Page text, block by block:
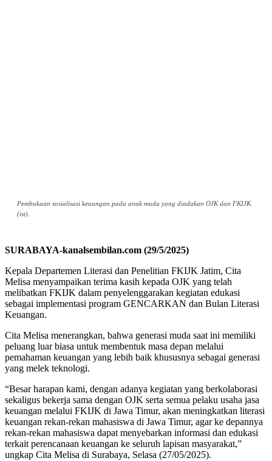
Pembukaan sosialisasi keuangan pada anak muda yang diadakan OJK dan FKIJK.
(ist).
SURABAYA-kanalsembilan.com (29/5/2025)
Kepala Departemen Literasi dan Penelitian FKIJK Jatim, Cita
Melisa menyampaikan terima kasih kepada OJK yang telah
melibatkan FKIJK dalam penyelenggarakan kegiatan edukasi
sebagai implementasi program GENCARKAN dan Bulan Literasi
Keuangan.
Cita Melisa menerangkan, bahwa generasi muda saat ini memiliki
peluang luar biasa untuk membentuk masa depan melalui
pemahaman keuangan yang lebih baik khususnya sebagai generasi
yang melek teknologi.
“Besar harapan kami, dengan adanya kegiatan yang berkolaborasi
sekaligus bekerja sama dengan OJK serta semua pelaku usaha jasa
keuangan melalui FKIJK di Jawa Timur, akan meningkatkan literasi
keuangan rekan-rekan mahasiswa di Jawa Timur, agar ke depannya
rekan-rekan mahasiswa dapat menyebarkan informasi dan edukasi
terkait perencanaan keuangan ke seluruh lapisan masyarakat,”
ungkap Cita Melisa di Surabaya, Selasa (27/05/2025).